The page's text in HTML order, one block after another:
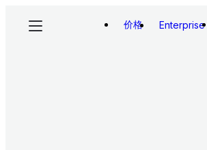
价格 Enterprise